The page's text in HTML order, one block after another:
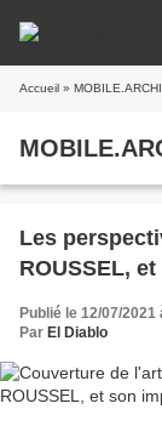
Accueil »
Les
ROUSSEL,
Publié le 12/07/2021
Par El Diablo